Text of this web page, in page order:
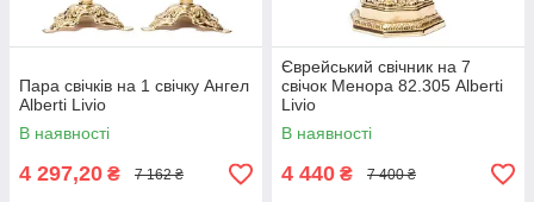
Пара свічків на 1 свічку Ангел
Alberti Livio
В наявності
4 297,20 ₴ 7 162 ₴
Єврейський свічник на 7
свічок Менора 82.305 Alberti
Livio
В наявності
4 440 ₴ 7 400 ₴